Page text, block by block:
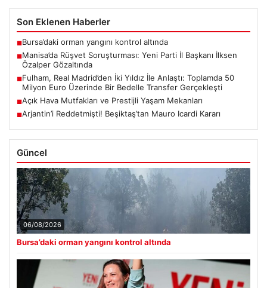
Son Eklenen Haberler
■Bursa’daki orman yangını kontrol altında
■Manisa’da Rüşvet Soruşturması: Yeni Parti İl Başkanı İlksen
Özalper Gözaltında
■Fulham, Real Madrid’den İki Yıldız İle Anlaştı: Toplamda 50
Milyon Euro Üzerinde Bir Bedelle Transfer Gerçekleşti
■Açık Hava Mutfakları ve Prestijli Yaşam Mekanları
■Arjantin’i Reddetmişti! Beşiktaş’tan Mauro Icardi Kararı
Güncel
06/08/2026
Bursa’daki orman yangını kontrol altında